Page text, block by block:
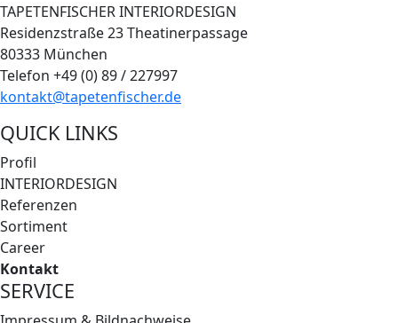
TAPETENFISCHER INTERIORDESIGN
Residenzstraße 23 Theatinerpassage
80333 München
Telefon +49 (0) 89 / 227997
kontakt@tapetenfischer.de
QUICK LINKS
Profil
INTERIORDESIGN
Referenzen
Sortiment
Career
Kontakt
SERVICE